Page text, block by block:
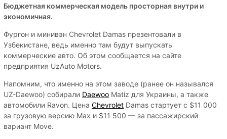
Бюджетная коммерческая модель просторная внутри и
экономичная.
Фургон и минивэн Chevrolet Damas презентовали в
Узбекистане, ведь именно там будут выпускать
коммерческие авто. Об этом сообщается на сайте
предприятия UzAuto Motors.
Напомним, что именно на этом заводе (ранее он назывался
UZ-Daewoo) собирали Daewoo Matiz для Украины, а также
автомобили Ravon. Цена Chevrolet Damas стартует с $11 000
за грузовую версию Max и $11 500 — за пассажирский
вариант Move.